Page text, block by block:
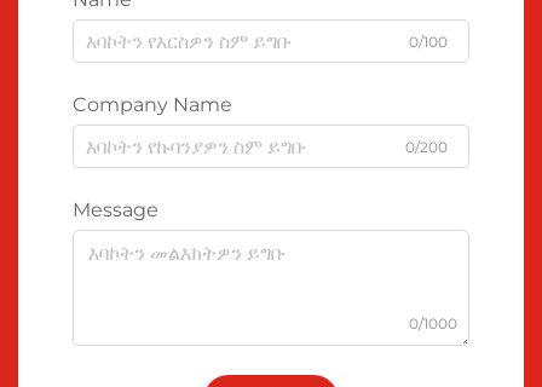
0/100
Company Name
0/200
Message
0/1000